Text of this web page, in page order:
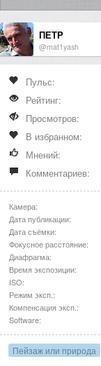
ПЕТР
@mat1yash
Пульс:
Рейтинг:
Просмотров:
В избранном:
Мнений:
Комментариев:
Камера:
Дата публикации:
Дата съёмки:
Фокусное расстояние:
Диафрагма:
Время экспозиции:
ISO:
Режим эксп.:
Компенсация эксп.:
Software:
Пейзаж или природа